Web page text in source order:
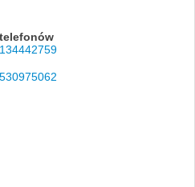
134442759
530975062